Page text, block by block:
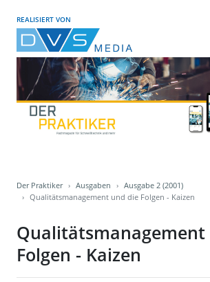
REALISIERT VON
Der Praktiker Ausgaben
Ausgabe 2 (2001)
Qualitätsmanagement und die Folgen - Kaizen
Folgen - Kaizen